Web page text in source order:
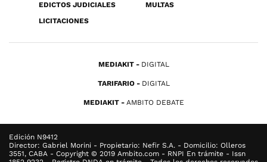
EDICTOS JUDICIALES
MULTAS
LICITACIONES
MEDIAKIT DIGITAL
TARIFARIO DIGITAL
MEDIAKIT AMBITO DEBATE
Edición N9412
Director: Gabriel Morini - Propietario: Nefir S.A. - Domicilio: Olleros
3551, CABA - Copyright © 2019 Ambito.com - RNPI En trámite - Issn